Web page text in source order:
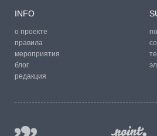
INFO
о проекте
правила
мероприятия
блог
редакция